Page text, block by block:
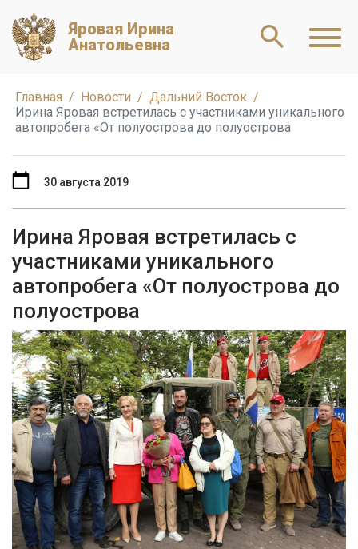
Яровая Ирина
Анатольевна
Главная Новости
Дальний Восток
Ирина Яровая встретилась с участниками уникального
автопробега «От полуострова до полуострова
Ирина Яровая встретилась с
участниками уникального
автопробега «От полуострова до
полуострова
30 августа 2019